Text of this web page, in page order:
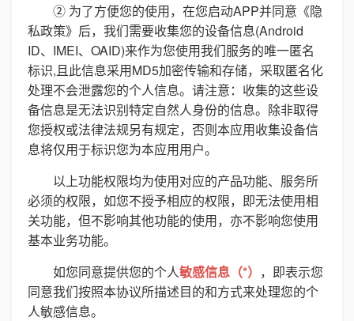
② 为了方便您的使用，在您启动APP并同意《隐
私政策》后，我们需要收集您的设备信息(Android
ID、IMEI、OAID)来作为您使用我们服务的唯一匿名
标识,且此信息采用MD5加密传输和存储，采取匿名化
处理不会泄露您的个人信息。请注意：收集的这些设
备信息是无法识别特定自然人身份的信息。除非取得
您授权或法律法规另有规定，否则本应用收集设备信
息将仅用于标识您为本应用用户。
以上功能权限均为使用对应的产品功能、服务所
必须的权限，如您不授予相应的权限，即无法使用相
关功能，但不影响其他功能的使用，亦不影响您使用
基本业务功能。
如您同意提供您的个人敏感信息（*） ，即表示您
同意我们按照本协议所描述目的和方式来处理您的个
人敏感信息。